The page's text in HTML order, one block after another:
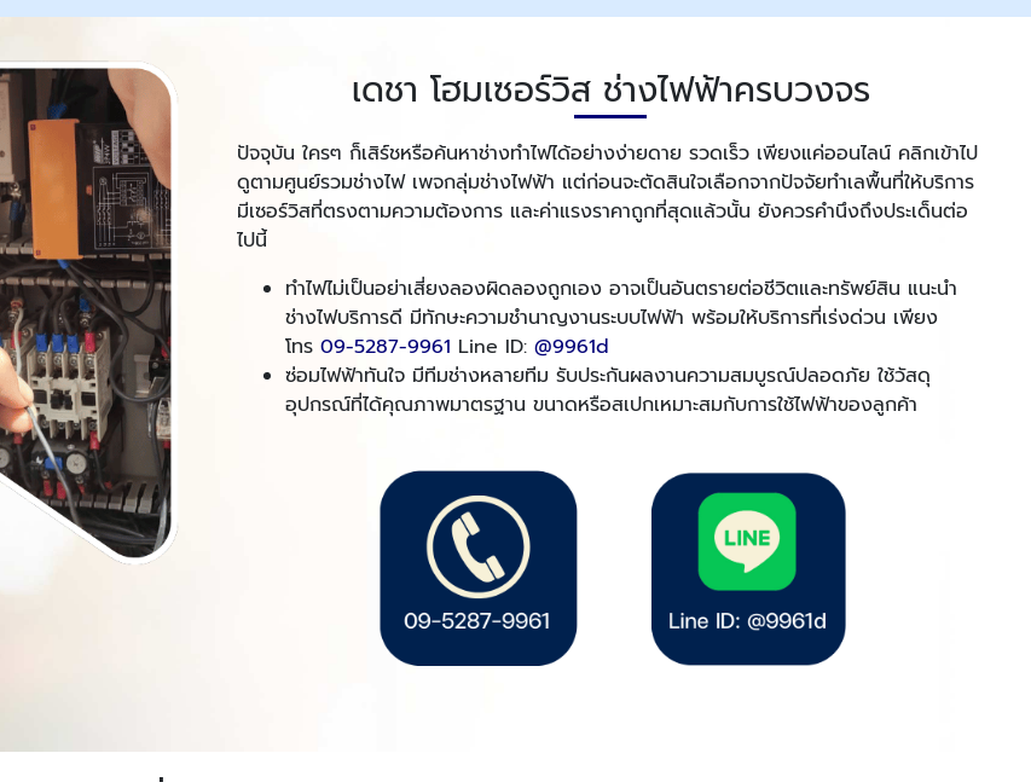
เดชา โฮมเซอร์วิส ช่างไฟฟ้าครบวงจร
ปัจจุบัน ใครๆ ก็เสิร์ชหรือค้นหาช่างทำไฟได้อย่างง่ายดาย รวดเร็ว เพียงแค่ออนไลน์ คลิกเข้าไป
ดูตามศูนย์รวมช่างไฟ เพจกลุ่มช่างไฟฟ้า แต่ก่อนจะตัดสินใจเลือกจากปัจจัยทำเลพื้นที่ให้บริการ
มีเซอร์วิสที่ตรงตามความต้องการ และค่าแรงราคาถูกที่สุดแล้วนั้น ยังควรคำนึงถึงประเด็นต่อ
ไปนี้
ทำไฟไม่เป็นอย่าเสี่ยงลองผิดลองถูกเอง อาจเป็นอันตรายต่อชีวิตและทรัพย์สิน แนะนำ
ช่างไฟบริการดี มีทักษะความชำนาญงานระบบไฟฟ้า พร้อมให้บริการที่เร่งด่วน เพียง
โทร 09-5287-9961 Line ID: @9961d
ซ่อมไฟฟ้าทันใจ มีทีมช่างหลายทีม รับประกันผลงานความสมบูรณ์ปลอดภัย ใช้วัสดุ
อุปกรณ์ที่ได้คุณภาพมาตรฐาน ขนาดหรือสเปกเหมาะสมกับการใช้ไฟฟ้าของลูกค้า